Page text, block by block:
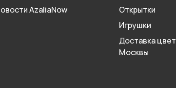
AzaliaNow
Открытки
Игрушки
Доставка
Москвы